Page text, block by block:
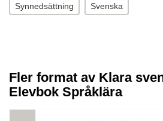
Synnedsättning Svenska
Fler format av Klara
Elevbok Språklära